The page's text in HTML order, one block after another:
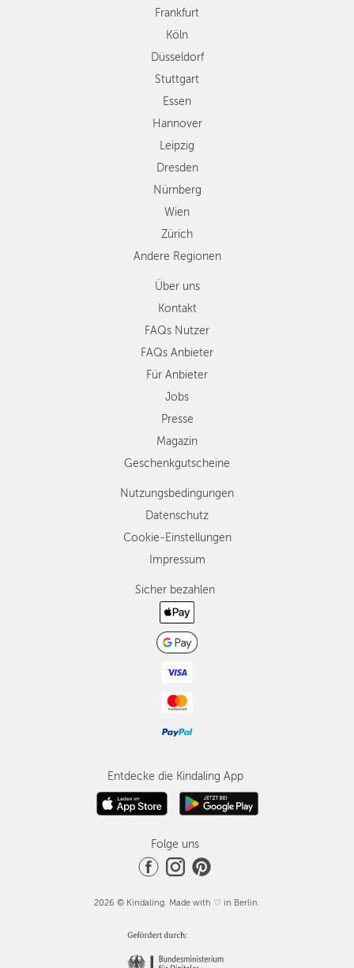
Nürnberg
Regionen
Frankfurt
Köln
Düsseldorf
Stuttgart
Essen
Hannover
Leipzig
Dresden
Nürnberg
Wien
Zürich
Andere Regionen
Über uns
Kontakt
FAQs Nutzer
FAQs Anbieter
Für Anbieter
Jobs
Presse
Magazin
Geschenkgutscheine
Nutzungsbedingungen
Datenschutz
Cookie-Einstellungen
Impressum
Sicher bezahlen
Entdecke die Kindaling App
Folge uns
2026 © Kindaling. Made with ♡ in Berlin.